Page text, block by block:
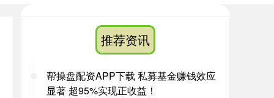
推荐资讯
帮操盘配资APP下载 私募基金赚钱效应
显著 超95%实现正收益！